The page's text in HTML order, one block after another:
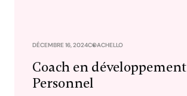
DÉCEMBRE 16, 2024COACHELLO
Coach en développement
Personnel